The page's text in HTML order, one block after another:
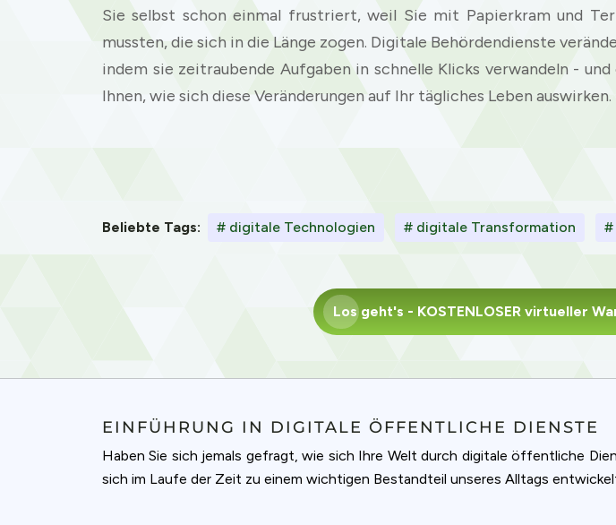
Sie selbst schon einmal frustriert, weil Sie mit Papierkram und
mussten, die sich in die Länge zogen. Digitale Behördendienste
indem sie zeitraubende Aufgaben in schnelle Klicks verwandeln -
Ihnen, wie sich diese Veränderungen auf Ihr tägliches Leben auswirken.
Beliebte Tags: # digitale Technologien # digitale Transformation #
Los geht's - KOSTENLOSER virtueller
EINFÜHRUNG IN DIGITALE ÖFFENTLICHE DIENSTE
Haben Sie sich jemals gefragt, wie sich Ihre Welt durch digitale öffentliche
sich im Laufe der Zeit zu einem wichtigen Bestandteil unseres Alltags